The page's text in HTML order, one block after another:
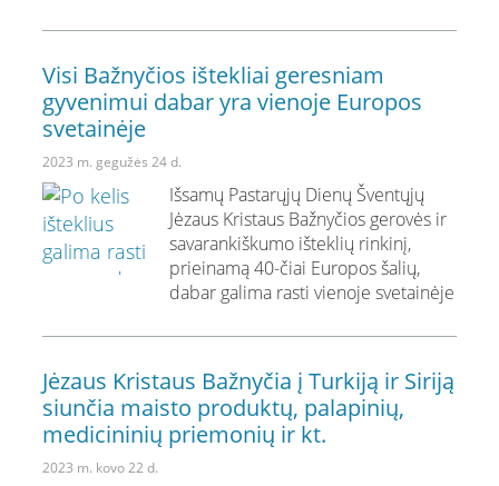
Visi Bažnyčios ištekliai geresniam
gyvenimui dabar yra vienoje Europos
svetainėje
2023 m. gegužės 24 d.
Išsamų Pastarųjų Dienų Šventųjų
Jėzaus Kristaus Bažnyčios gerovės ir
savarankiškumo išteklių rinkinį,
prieinamą 40-čiai Europos šalių,
dabar galima rasti vienoje svetainėje
Jėzaus Kristaus Bažnyčia į Turkiją ir Siriją
siunčia maisto produktų, palapinių,
medicininių priemonių ir kt.
2023 m. kovo 22 d.